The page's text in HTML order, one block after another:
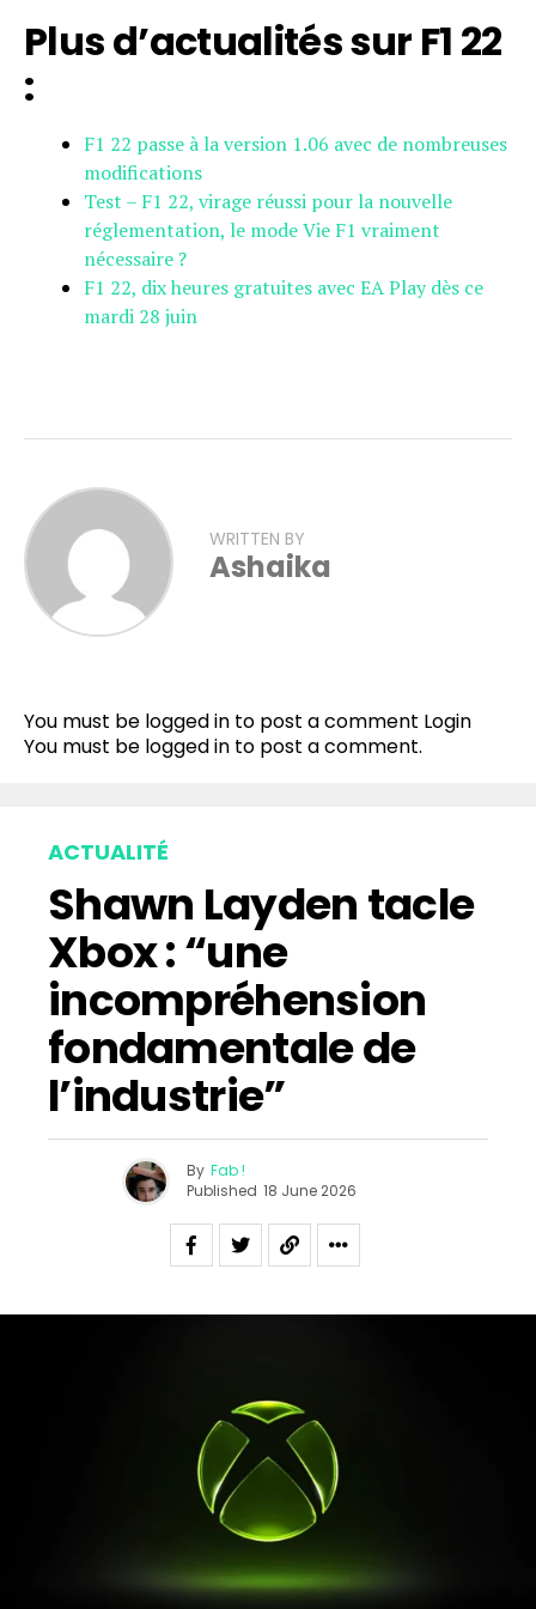
Plus d’actualités sur F1 22
:
F1 22 passe à la version 1.06 avec de nombreuses
modifications
Test – F1 22, virage réussi pour la nouvelle
réglementation, le mode Vie F1 vraiment
nécessaire ?
F1 22, dix heures gratuites avec EA Play dès ce
mardi 28 juin
WRITTEN BY
Ashaika
You must be logged in to post a comment Login
You must be logged in to post a comment.
ACTUALITÉ
Shawn Layden tacle
Xbox : “une
incompréhension
fondamentale de
l’industrie”
By Fab !
Published 18 June 2026
Pinterest